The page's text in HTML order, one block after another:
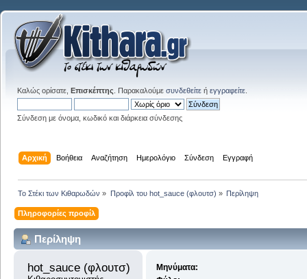
Καλώς ορίσατε, Επισκέπτης . Παρακαλούμε συνδεθείτε ή εγγραφείτε
Σύνδεση με όνομα, κωδικό και διάρκεια σύνδεσης
Αρχική Βοήθεια Αναζήτηση Ημερολόγιο Σύνδεση Εγγραφή
Το Στέκι των Κιθαρωδών » Προφίλ του hot_sauce (φλουτσ) » Περίληψη
Πληροφορίες προφίλ
Περίληψη
Μηνύματα: